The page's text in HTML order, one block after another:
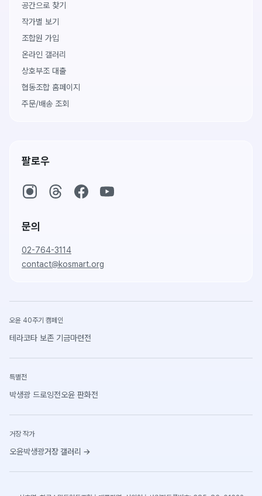
공간으로 찾기
작가별 보기
조합원 가입
온라인 갤러리
상호부조 대출
협동조합 홈페이지
주문/배송 조회
팔로우
문의
02-764-3114
contact@kosmart.org
오윤 40주기 캠페인
테라코타 보존 기금마련전
특별전
박생광 드로잉전오윤 판화전
거장 작가
오윤박생광거장 갤러리 →